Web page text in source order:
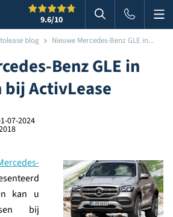
9.6/10 Zoeken in
blog Nieuwe Mercedes-Benz GLE in...
Benz GLE in
bij ActivLease
07-2024
kan u
bij